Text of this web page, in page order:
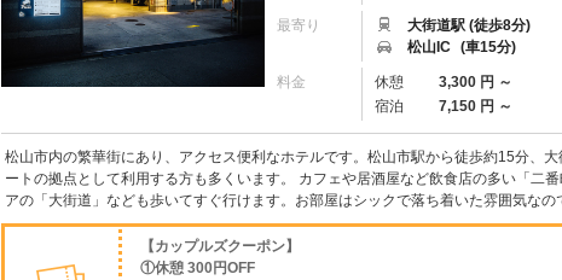
最寄り
大街道駅 (徒歩8分)
松山IC (車15分)
料金 休憩 3,300 円 ～
宿泊
7,150 円 ～
松山市内の繁華街にあり、アクセス便利なホテルです。松山市駅から徒歩約15分、
ートの拠点として利用する方も多くいます。 カフェや居酒屋など飲食店の多い「二
アの「大街道」なども歩いてすぐ行けます。お部屋はシックで落ち着いた雰囲気なの
【カップルズクーポン】
①休憩 300円OFF